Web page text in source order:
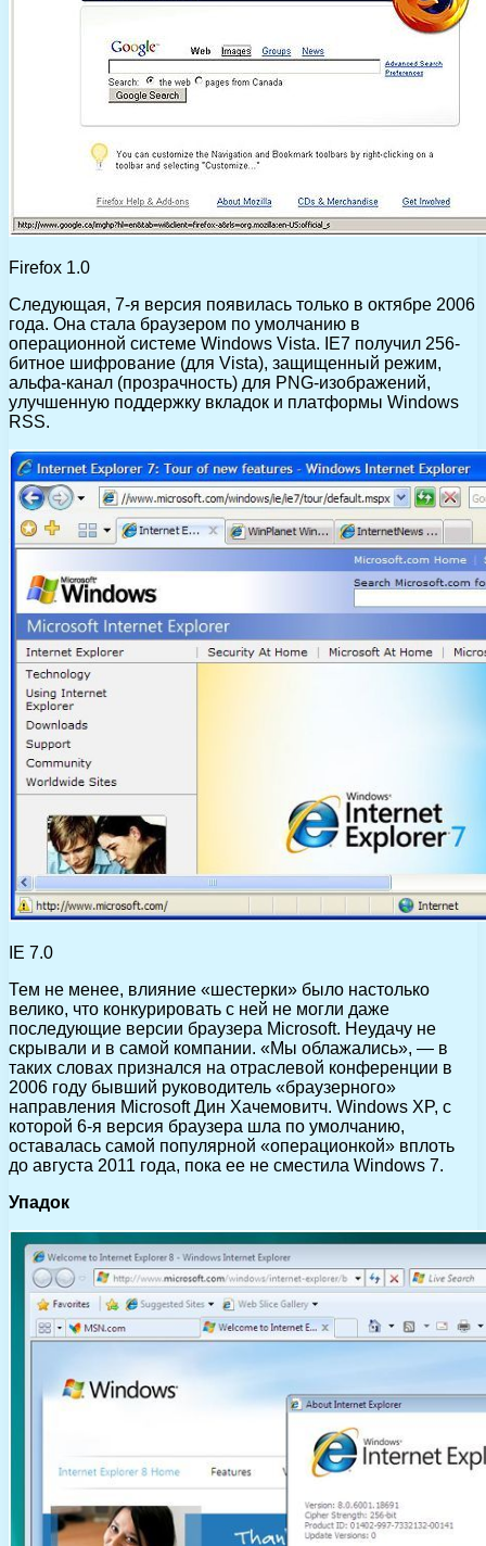
Firefox 1.0
Следующая, 7-я версия появилась только в октябре 2006
года. Она стала браузером по умолчанию в
операционной системе Windows Vista. IE7 получил 256-
битное шифрование (для Vista), защищенный режим,
альфа-канал (прозрачность) для PNG-изображений,
улучшенную поддержку вкладок и платформы Windows
RSS.
IE 7.0
Тем не менее, влияние «шестерки» было настолько
велико, что конкурировать с ней не могли даже
последующие версии браузера Microsoft. Неудачу не
скрывали и в самой компании. «Мы облажались», — в
таких словах признался на отраслевой конференции в
2006 году бывший руководитель «браузерного»
направления Microsoft Дин Хачемовитч. Windows XP, с
которой 6-я версия браузера шла по умолчанию,
оставалась самой популярной «операционкой» вплоть
до августа 2011 года, пока ее не сместила Windows 7.
Упадок